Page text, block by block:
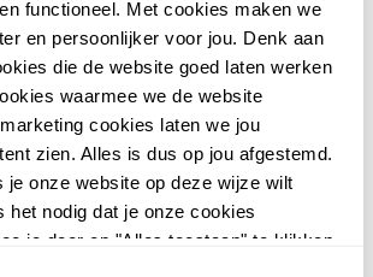
functioneel. Met cookies maken we
en persoonlijker voor jou. Denk aan
die de website goed laten werken
waarmee we de website
cookies laten we jou
zien. Alles is dus op jou afgestemd.
je onze website op deze wijze wilt
het nodig dat je onze cookies
je door op "Alles toestaan" te klikken.